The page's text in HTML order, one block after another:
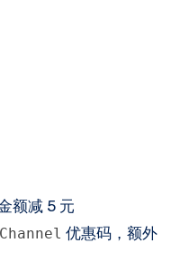
额减 5 元
优惠码，额外